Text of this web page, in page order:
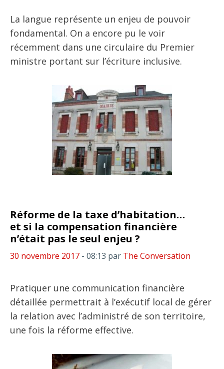
La langue représente un enjeu de pouvoir
fondamental. On a encore pu le voir
récemment dans une circulaire du Premier
ministre portant sur l’écriture inclusive.
Réforme de la taxe d’habitation…
et si la compensation financière
n’était pas le seul enjeu ?
30 novembre 2017 - 08:13 par The Conversation
Pratiquer une communication financière
détaillée permettrait à l’exécutif local de gérer
la relation avec l’administré de son territoire,
une fois la réforme effective.